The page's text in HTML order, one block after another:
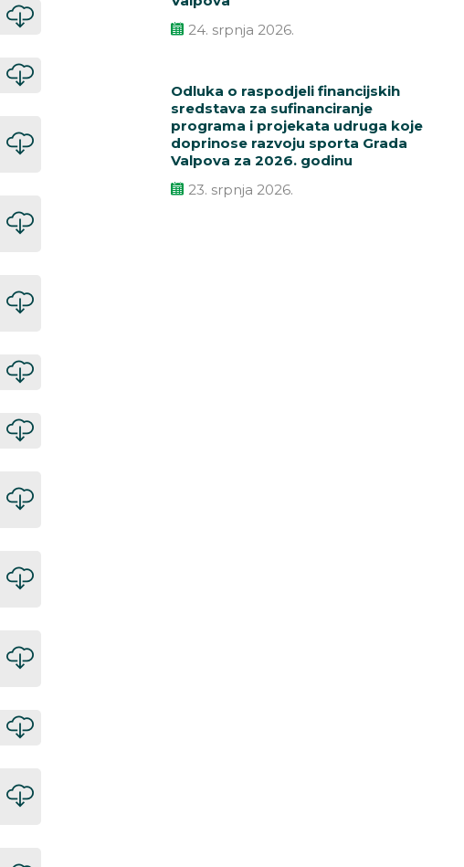
24. srpnja 2026.
Odluka o raspodjeli financijskih
sredstava za sufinanciranje
programa i projekata udruga koje
doprinose razvoju sporta Grada
Valpova za 2026. godinu
23. srpnja 2026.